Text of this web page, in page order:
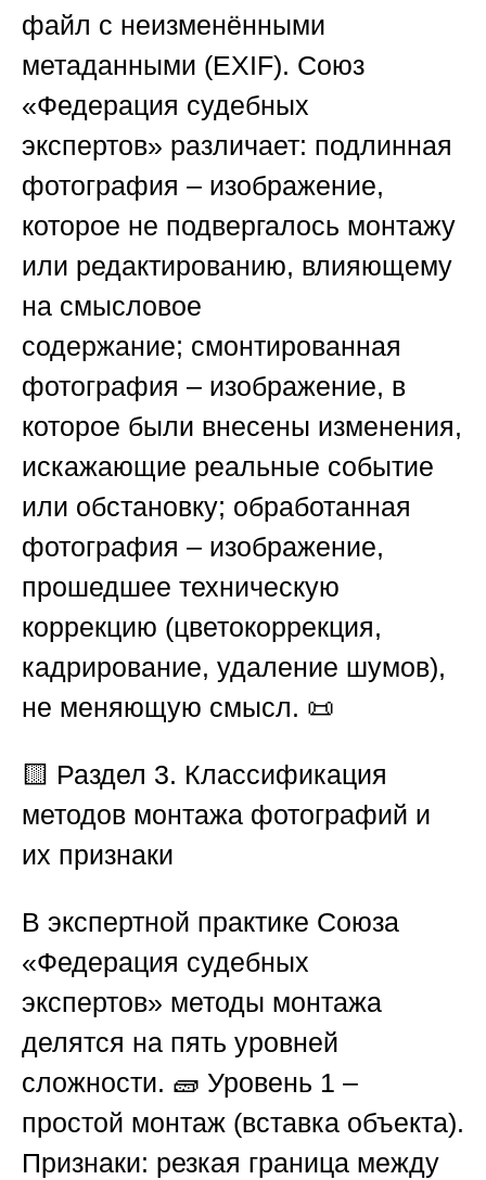
файл с неизменёнными
метаданными (EXIF). Союз
«Федерация судебных
экспертов» различает: подлинная
фотография – изображение,
которое не подвергалось монтажу
или редактированию, влияющему
на смысловое
содержание; смонтированная
фотография – изображение, в
которое были внесены изменения,
искажающие реальные событие
или обстановку; обработанная
фотография – изображение,
прошедшее техническую
коррекцию (цветокоррекция,
кадрирование, удаление шумов),
не меняющую смысл. 📜
🟨 Раздел 3. Классификация
методов монтажа фотографий и
их признаки
В экспертной практике Союза
«Федерация судебных
экспертов» методы монтажа
делятся на пять уровней
сложности. 🧱 Уровень 1 –
простой монтаж (вставка объекта).
Признаки: резкая граница между